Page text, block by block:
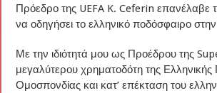
Πρόεδρο της UEFA K. Ceferin επανέλαβε
να οδηγήσει το ελληνικό ποδόσφαιρο
Με την ιδιότητά μου ως Προέδρου της
μεγαλύτερου χρηματοδότη της Ελληνικής
Ομοσπονδίας και κατ’ επέκταση του